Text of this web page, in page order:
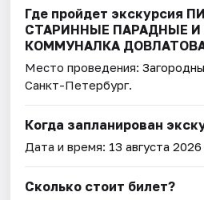
Где пройдет экскурсия
СТАРИННЫЕ ПАРАДНЫЕ
КОММУНАЛКА
Место проведения:
Санкт-Петербург.
Когда запланирован
Дата и время: 13 августа 2026
Сколько стоит билет?